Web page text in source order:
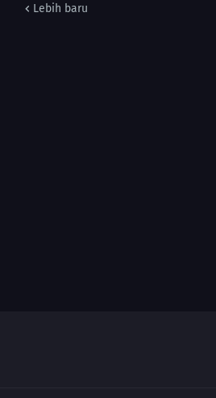
Lebih baru